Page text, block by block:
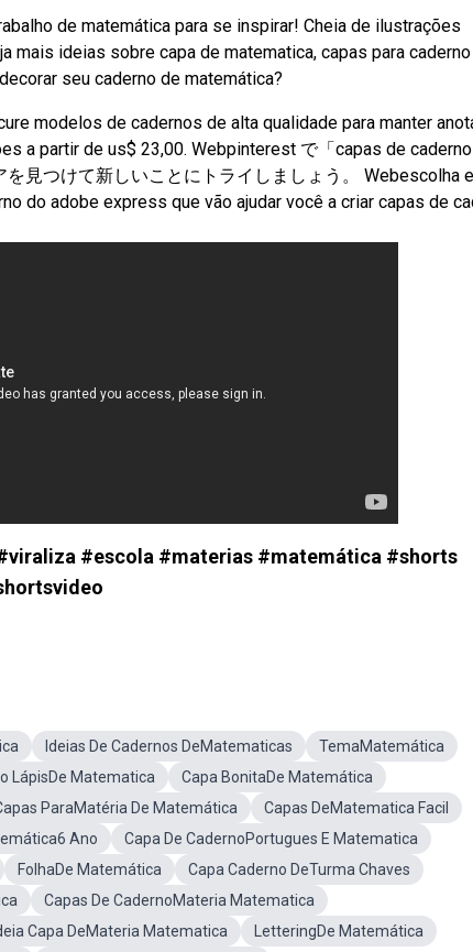
de matemática para se inspirar! Cheia de ilustrações
mais ideias sobre capa de matematica, capas para caderno
seu caderno de matemática?
modelos de cadernos de alta qualidade para manter
a partir de us$ 23,00. Webpinterest で「capas de
見つけて新しいことにトライしましょう。 Webescolha
do adobe express que vão ajudar você a criar capas de
#escola #materias #matemática #shorts
Ideias De Cadernos DeMatematicas
TemaMatemática
LápisDe Matematica
Capa BonitaDe Matemática
ParaMatéria De Matemática
Capas DeMatematica Facil
Ano
Capa De CadernoPortugues E Matematica
FolhaDe Matemática
Capa Caderno DeTurma Chaves
Capas De CadernoMateria Matematica
Capa DeMateria Matematica
LetteringDe Matemática